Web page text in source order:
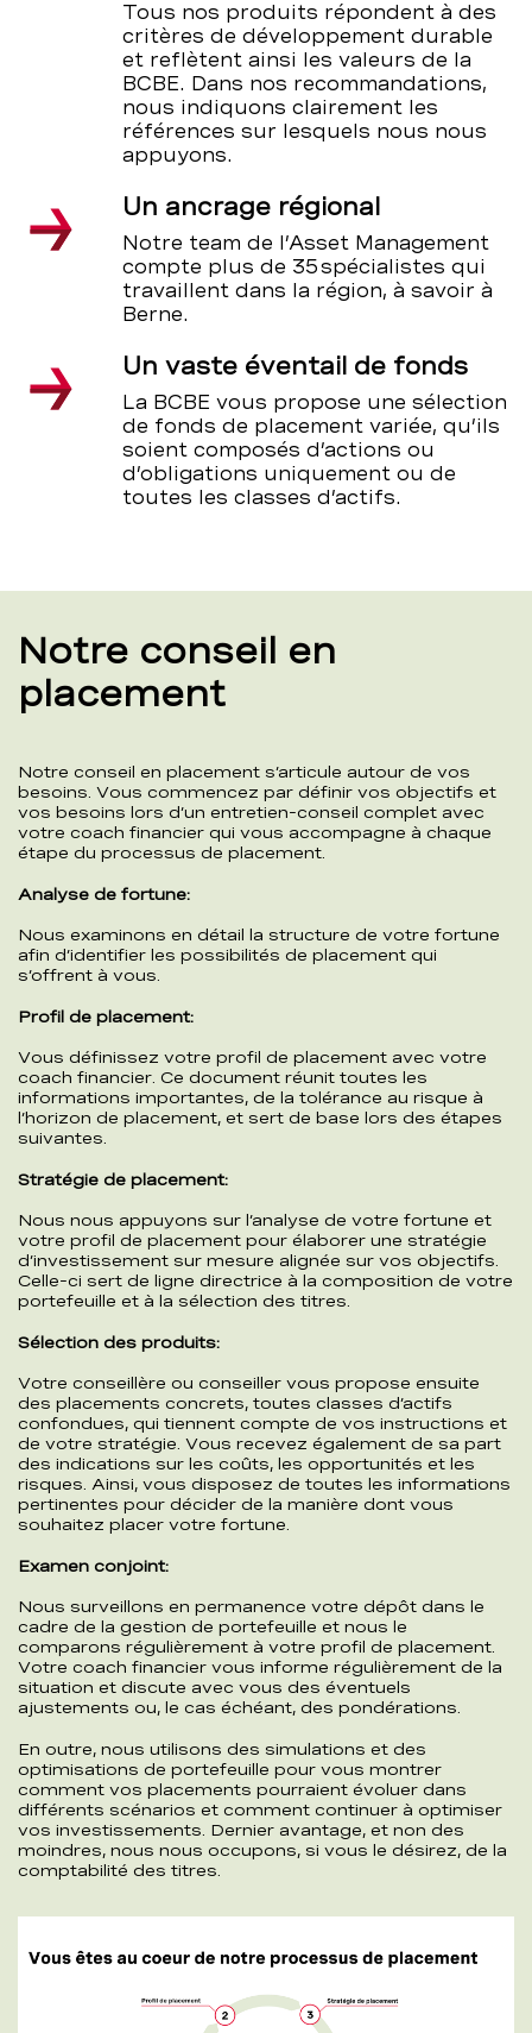
Tous nos produits répondent à des
critères de développement durable
et reflètent ainsi les valeurs de la
BCBE. Dans nos recommandations,
nous indiquons clairement les
références sur lesquels nous nous
appuyons.
Un ancrage régional
Notre team de l’Asset Management
compte plus de 35 spécialistes qui
travaillent dans la région, à savoir à
Berne.
Un vaste éventail de fonds
La BCBE vous propose une sélection
de fonds de placement variée, qu’ils
soient composés d’actions ou
d’obligations uniquement ou de
toutes les classes d’actifs.
Notre conseil en
placement
Notre conseil en placement s’articule autour de vos
besoins. Vous commencez par définir vos objectifs et
vos besoins lors d’un entretien-conseil complet avec
votre coach financier qui vous accompagne à chaque
étape du processus de placement.
Analyse de fortune:
Nous examinons en détail la structure de votre fortune
afin d’identifier les possibilités de placement qui
s’offrent à vous.
Profil de placement:
Vous définissez votre profil de placement avec votre
coach financier. Ce document réunit toutes les
informations importantes, de la tolérance au risque à
l’horizon de placement, et sert de base lors des étapes
suivantes.
Stratégie de placement:
Nous nous appuyons sur l’analyse de votre fortune et
votre profil de placement pour élaborer une stratégie
d’investissement sur mesure alignée sur vos objectifs.
Celle-ci sert de ligne directrice à la composition de votre
portefeuille et à la sélection des titres.
Sélection des produits:
Votre conseillère ou conseiller vous propose ensuite
des placements concrets, toutes classes d’actifs
confondues, qui tiennent compte de vos instructions et
de votre stratégie. Vous recevez également de sa part
des indications sur les coûts, les opportunités et les
risques. Ainsi, vous disposez de toutes les informations
pertinentes pour décider de la manière dont vous
souhaitez placer votre fortune.
Examen conjoint:
Nous surveillons en permanence votre dépôt dans le
cadre de la gestion de portefeuille et nous le
comparons régulièrement à votre profil de placement.
Votre coach financier vous informe régulièrement de la
situation et discute avec vous des éventuels
ajustements ou, le cas échéant, des pondérations.
En outre, nous utilisons des simulations et des
optimisations de portefeuille pour vous montrer
comment vos placements pourraient évoluer dans
différents scénarios et comment continuer à optimiser
vos investissements. Dernier avantage, et non des
moindres, nous nous occupons, si vous le désirez, de la
comptabilité des titres.